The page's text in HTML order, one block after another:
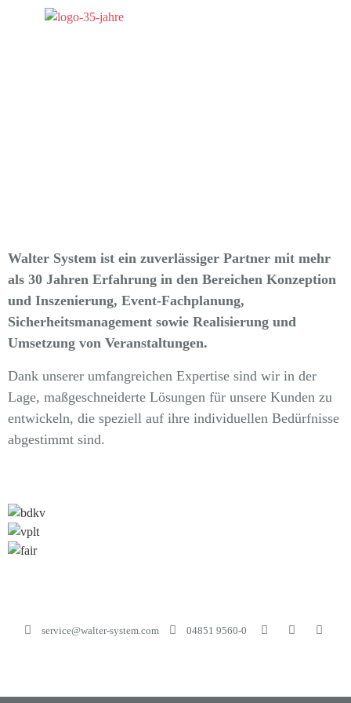
Walter System ist ein zuverlässiger Partner mit mehr
als 30 Jahren Erfahrung in den Bereichen Konzeption
und Inszenierung, Event-Fachplanung,
Sicherheitsmanagement sowie Realisierung und
Umsetzung von Veranstaltungen.
Dank unserer umfangreichen Expertise sind wir in der
Lage, maßgeschneiderte Lösungen für unsere Kunden zu
entwickeln, die speziell auf ihre individuellen Bedürfnisse
abgestimmt sind.
service@walter-system.com 04851 9560-0